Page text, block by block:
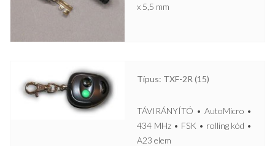
x 5,5 mm
Típus: TXF-2R (15)
TÁVIRÁNYÍTÓ • AutoMicro •
434 MHz • FSK • rolling kód •
A23 elem